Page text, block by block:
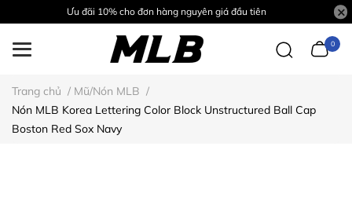
Ưu đãi 10% cho đơn hàng nguyên giá đầu tiên
0
Trang chủ / Mũ/Nón MLB /
Nón MLB Korea Lettering Color Block Unstructured Ball Cap
Boston Red Sox Navy